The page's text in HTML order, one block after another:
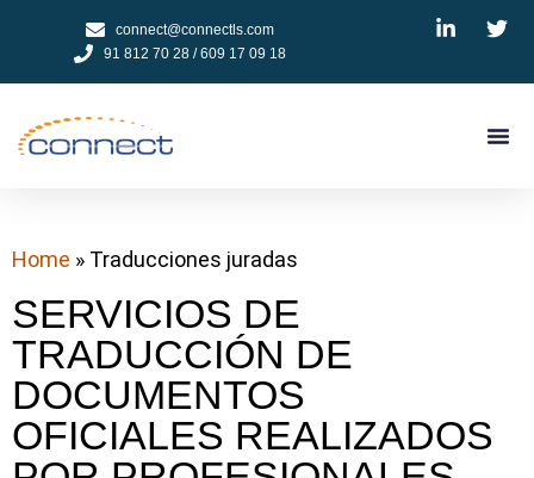
connect@connectls.com
91 812 70 28 / 609 17 09 18
Home » Traducciones juradas
SERVICIOS DE
TRADUCCIÓN DE
DOCUMENTOS
OFICIALES REALIZADOS